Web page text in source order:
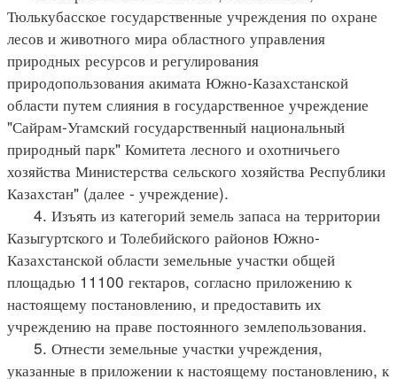
Тюлькубасское государственные учреждения по охране
лесов и животного мира областного управления
природных ресурсов и регулирования
природопользования акимата Южно-Казахстанской
области путем слияния в государственное учреждение
"Сайрам-Угамский государственный национальный
природный парк" Комитета лесного и охотничьего
хозяйства Министерства сельского хозяйства Республики
Казахстан" (далее - учреждение).
4. Изъять из категорий земель запаса на территории
Казыгуртского и Толебийского районов Южно-
Казахстанской области земельные участки общей
площадью 11100 гектаров, согласно приложению к
настоящему постановлению, и предоставить их
учреждению на праве постоянного землепользования.
5. Отнести земельные участки учреждения,
указанные в приложении к настоящему постановлению, к